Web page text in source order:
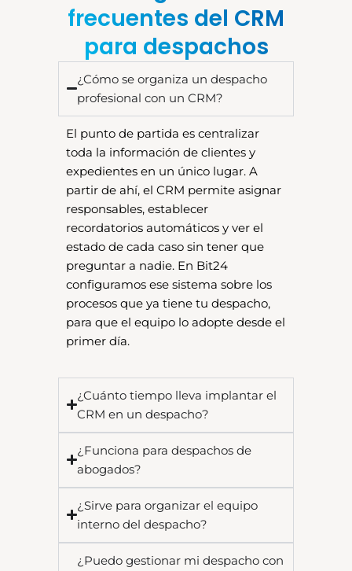
frecuentes del CRM
para despachos
¿Cómo se organiza un despacho
profesional con un CRM?
El punto de partida es centralizar
toda la información de clientes y
expedientes en un único lugar. A
partir de ahí, el CRM permite asignar
responsables, establecer
recordatorios automáticos y ver el
estado de cada caso sin tener que
preguntar a nadie. En Bit24
configuramos ese sistema sobre los
procesos que ya tiene tu despacho,
para que el equipo lo adopte desde el
primer día.
¿Cuánto tiempo lleva implantar el
CRM en un despacho?
¿Funciona para despachos de
abogados?
¿Sirve para organizar el equipo
interno del despacho?
¿Puedo gestionar mi despacho con